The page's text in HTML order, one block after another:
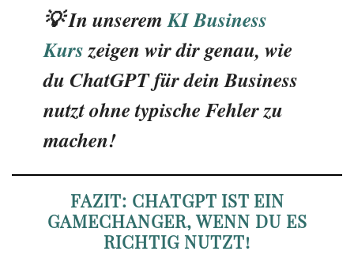
💡 In unseremKI Business
Kurszeigen wir dir genau, wie
du ChatGPT für dein Business
nutzt ohne typische Fehler zu
machen!
FAZIT: CHATGPT IST EIN
GAMECHANGER, WENN DU ES
RICHTIG NUTZT!